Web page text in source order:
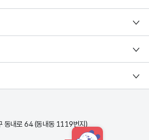
동내로 64 (동내동 1119번지)